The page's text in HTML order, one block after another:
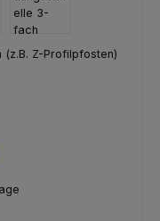
(z.B. Z-Profilpfosten)